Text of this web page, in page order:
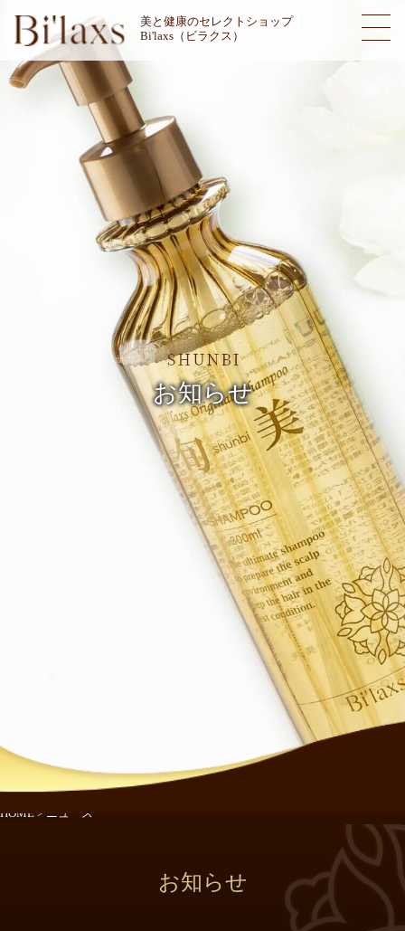
美と健康のセレクトショップ
Bi'laxs（ビラクス）
お知らせ
HOME > ニュース
お知らせ